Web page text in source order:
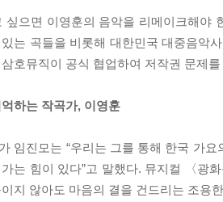
싶으면 이영훈의 음악을 리메이크해
는 곡들을 비롯해 대한민국 대중음악
호뮤직이 공식 협업하여 저작권 문제
하는 작곡가, 이영훈
임진모는 “우리는 그를 통해 한국 가
는 힘이 있다”고 말했다. 뮤지컬 〈광
지 않아도 마음의 결을 건드리는 조용